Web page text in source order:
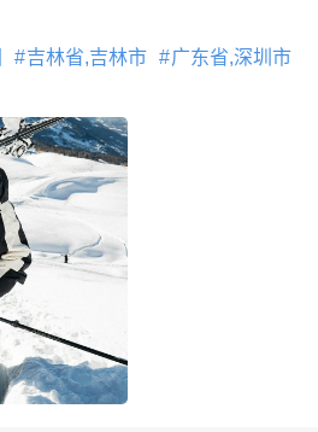
吉林省,吉林市
广东省,深圳市